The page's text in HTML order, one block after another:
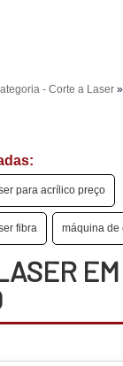
- Corte a Laser
para acrílico preço
fibra máquina de